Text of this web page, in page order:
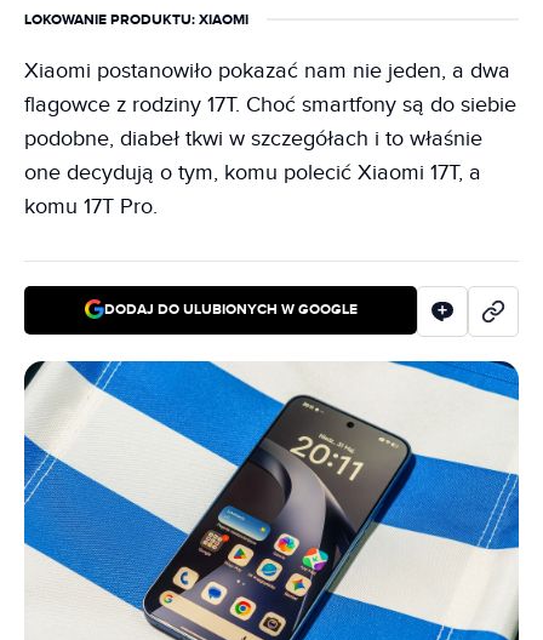
LOKOWANIE PRODUKTU: XIAOMI
Xiaomi postanowiło pokazać nam nie jeden, a dwa
flagowce z rodziny 17T. Choć smartfony są do siebie
podobne, diabeł tkwi w szczegółach i to właśnie
one decydują o tym, komu polecić Xiaomi 17T, a
komu 17T Pro.
DODAJ DO ULUBIONYCH W GOOGLE